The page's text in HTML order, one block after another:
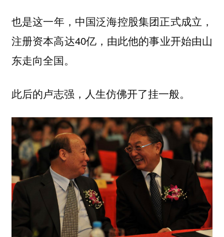
也是这一年，中国泛海控股集团正式成立，
注册资本高达40亿，由此他的事业开始由山
东走向全国。
此后的卢志强，人生仿佛开了挂一般。